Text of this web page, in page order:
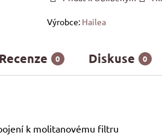
Výrobce: Hailea
Recenze 0 Diskuse 0
k molitanovému filtru